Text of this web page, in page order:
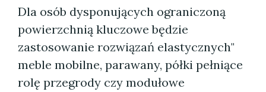
Dla osób dysponujących ograniczoną
powierzchnią kluczowe będzie
zastosowanie rozwiązań elastycznych"
meble mobilne, parawany, półki pełniące
rolę przegrody czy modułowe